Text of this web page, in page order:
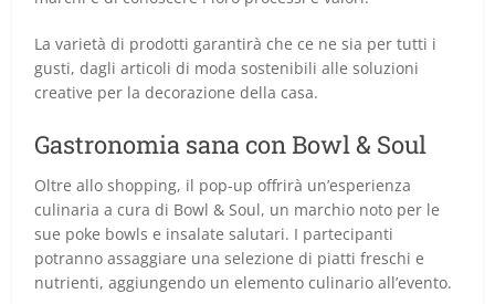
La varietà di prodotti garantirà che ce ne sia per tutti i
gusti, dagli articoli di moda sostenibili alle soluzioni
creative per la decorazione della casa.
Gastronomia sana con Bowl & Soul
Oltre allo shopping, il pop-up offrirà un’esperienza
culinaria a cura di Bowl & Soul, un marchio noto per le
sue poke bowls e insalate salutari. I partecipanti
potranno assaggiare una selezione di piatti freschi e
nutrienti, aggiungendo un elemento culinario all’evento.